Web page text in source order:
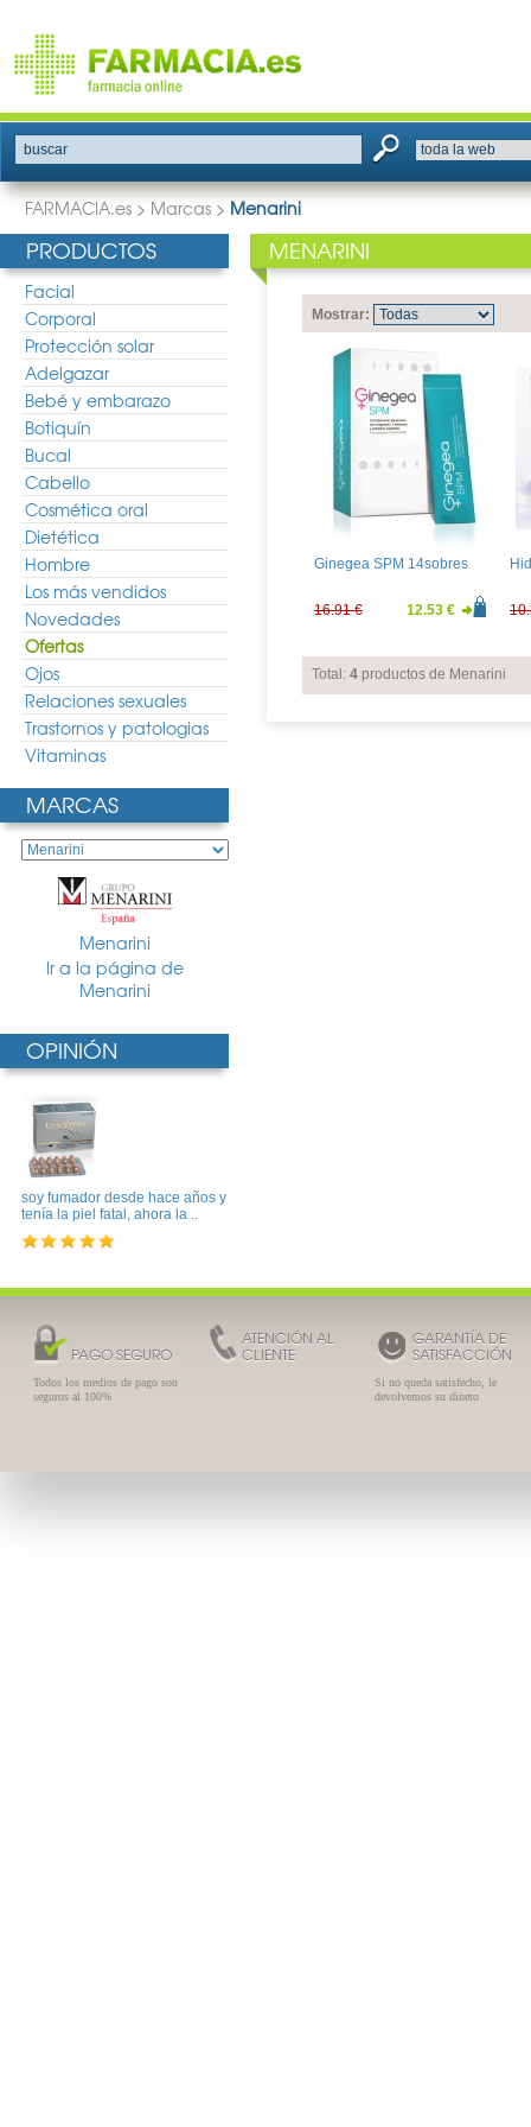
buscar
FARMACIA.es > Marcas > Menarini
PRODUCTOS
Facial
Corporal
Protección solar
Adelgazar
Bebé y embarazo
Botiquín
Bucal
Cabello
Cosmética oral
Dietética
Hombre
Los más vendidos
Novedades
Ofertas
Ojos
Relaciones sexuales
Trastornos y patologias
Vitaminas
MARCAS
Menarini
Ir a la página de
Menarini
OPINIÓN
soy fumador desde hace años y
tenía la piel fatal, ahora la ..
MENARINI
Mostrar:
Ginegea SPM 14sobres
16.91 € 12.53 €
Total: 4 productos de Menarini
PAGO SEGURO
Todos los medios de pago son
seguros al 100%
ATENCIÓN AL
CLIENTE
GARANTÍA DE
SATISFACCIÓN
Si no queda satisfecho, le
devolvemos su dinero